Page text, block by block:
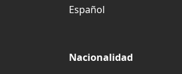
Español
Nacionalidad